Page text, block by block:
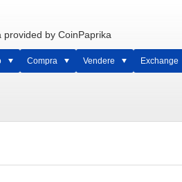
by CoinPaprika
Compra Vendere Exchange